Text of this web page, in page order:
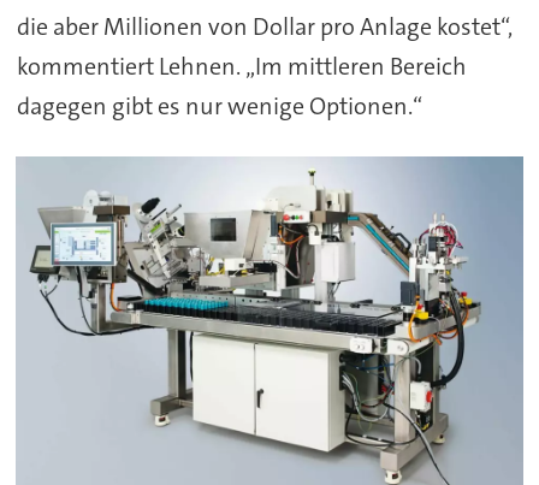
die aber Millionen von Dollar pro Anlage kostet“,
kommentiert Lehnen. „Im mittleren Bereich
dagegen gibt es nur wenige Optionen.“